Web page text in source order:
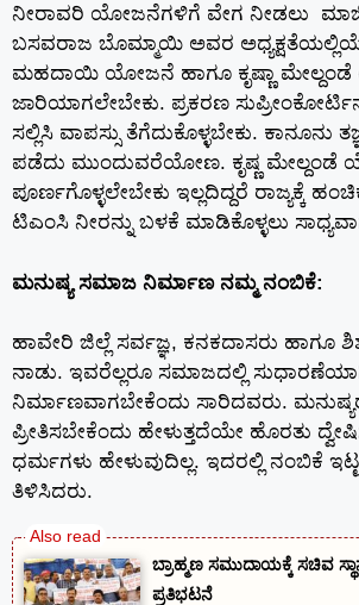
ನೀರಾವರಿ ಯೋಜನೆಗಳಿಗೆ ವೇಗ ನೀಡಲು
ಬಸವರಾಜ ಬೊಮ್ಮಾಯಿ ಅವರ
ಮಹದಾಯಿ ಯೋಜನೆ ಹಾಗೂ ಕೃಷ್ಣಾ
ಜಾರಿಯಾಗಲೇಬೇಕು. ಪ್ರಕರಣ
ಸಲ್ಲಿಸಿ ವಾಪಸ್ಸು ತೆಗೆದುಕೊಳ್ಳಬೇಕು. ಕಾನೂನು
ಪಡೆದು ಮುಂದುವರೆಯೋಣ. ಕೃಷ್ಣ ಮೇಲ್ದಂಡೆ
ಪೂರ್ಣಗೊಳ್ಳಲೇಬೇಕು ಇಲ್ಲದಿದ್ದರೆ ರಾಜ್ಯಕ್ಕೆ
ಟಿಎಂಸಿ ನೀರನ್ನು ಬಳಕೆ ಮಾಡಿಕೊಳ್ಳಲು
ಮನುಷ್ಯ ಸಮಾಜ ನಿರ್ಮಾಣ ನಮ್ಮ ನಂಬಿಕೆ:
ಹಾವೇರಿ ಜಿಲ್ಲೆ ಸರ್ವಜ್ಞ, ಕನಕದಾಸರು ಹಾಗೂ
ನಾಡು. ಇವರೆಲ್ಲರೂ ಸಮಾಜದಲ್ಲಿ
ನಿರ್ಮಾಣವಾಗಬೇಕೆಂದು ಸಾರಿದವರು.
ಪ್ರೀತಿಸಬೇಕೆಂದು ಹೇಳುತ್ತದೆಯೇ ಹೊರತು
ಧರ್ಮಗಳು ಹೇಳುವುದಿಲ್ಲ. ಇದರಲ್ಲಿ ನಂಬಿಕೆ
ತಿಳಿಸಿದರು.
ಬ್ರಾಹ್ಮಣ ಸಮುದಾಯಕ್ಕೆ ಸಚಿವ
ಪ್ರತಿಭಟನೆ